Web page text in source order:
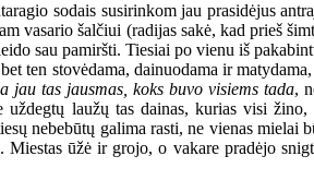
sodais susirinkom jau prasidėjus
vasario šalčiui (radijas sakė, kad prieš
sau pamiršti. Tiesiai po vienu iš
ten stovėdama, dainuodama ir
jau tas jausmas, koks buvo visiems tada,
laužų tas dainas, kurias visi
nebebūtų galima rasti, ne vienas
ūžė ir grojo, o vakare pradėjo